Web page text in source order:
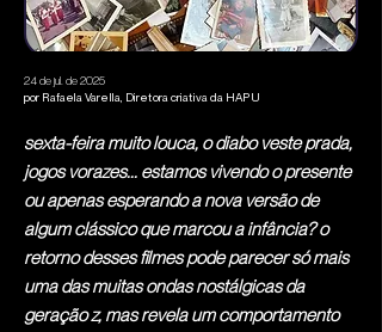
24 de jul. de 2025
por Rafaela Varella, Diretora criativa da HAPU
sexta-feira muito louca, o diabo veste prada,
jogos vorazes... estamos vivendo o presente
ou apenas esperando a nova versão de
algum clássico que marcou a infância? o
retorno desses filmes pode parecer só mais
uma das muitas ondas nostálgicas da
geração z, mas revela um comportamento